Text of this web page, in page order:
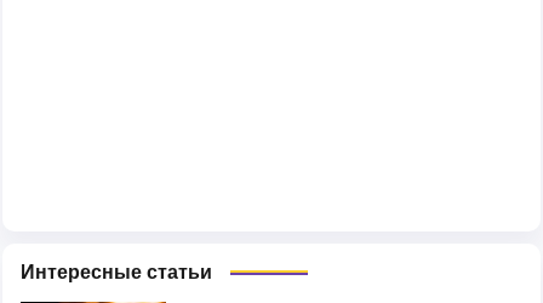
Интересные статьи